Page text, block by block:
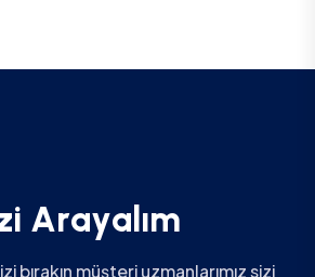
i Araya ım
bırakın müşteri uzmanlarımız sizi